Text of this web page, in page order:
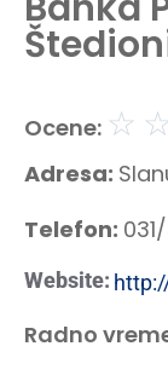
Ocene: ☆ ☆
Adresa:
Telefon:
Website:
Radno